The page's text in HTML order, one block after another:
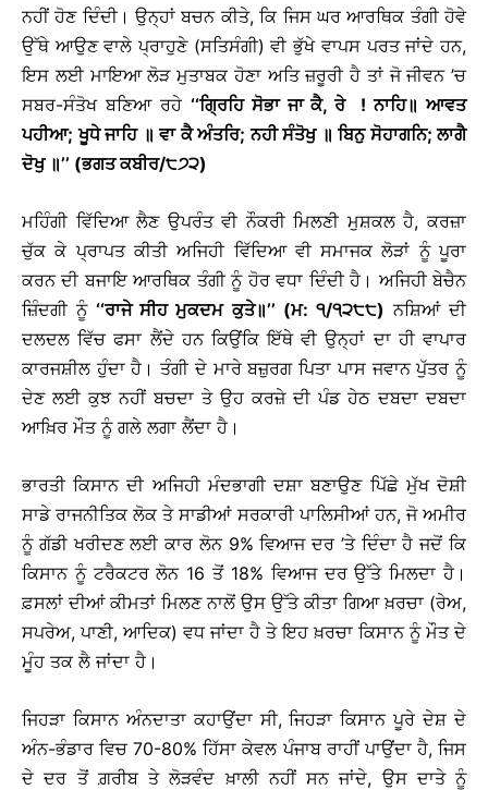
ਨਹੀਂ ਹੋਣ ਦਿੰਦੀ। ਉਨ੍ਹਾਂ ਬਚਨ ਕੀਤੇ, ਕਿ ਜਿਸ ਘਰ ਆਰਥਿਕ ਤੰਗੀ ਹੋਵੇ
ਉੱਥੇ ਆਉਣ ਵਾਲੇ ਪ੍ਰਾਹੁਣੇ (ਸਤਿਸੰਗੀ) ਵੀ ਭੁੱਖੇ ਵਾਪਸ ਪਰਤ ਜਾਂਦੇ ਹਨ,
ਇਸ ਲਈ ਮਾਇਆ ਲੋੜ ਮੁਤਾਬਕ ਹੋਣਾ ਅਤਿ ਜ਼ਰੂਰੀ ਹੈ ਤਾਂ ਜੋ ਜੀਵਨ ’ਚ
ਸਬਰ-ਸੰਤੋਖ ਬਣਿਆ ਰਹੇ ‘‘ਗ੍ਰਿਹਿ ਸੋਭਾ ਜਾ ਕੈ, ਰੇ ! ਨਾਹਿ॥ ਆਵਤ
ਪਹੀਆ; ਖੂਧੇ ਜਾਹਿ ॥ ਵਾ ਕੈ ਅੰਤਰਿ; ਨਹੀ ਸੰਤੋਖੁ ॥ ਬਿਨੁ ਸੋਹਾਗਨਿ; ਲਾਗੈ
ਦੋਖੁ ॥’’ (ਭਗਤ ਕਬੀਰ/੮੭੨)
ਮਹਿੰਗੀ ਵਿੱਦਿਆ ਲੈਣ ਉਪਰੰਤ ਵੀ ਨੌਕਰੀ ਮਿਲਣੀ ਮੁਸ਼ਕਲ ਹੈ, ਕਰਜ਼ਾ
ਚੁੱਕ ਕੇ ਪ੍ਰਾਪਤ ਕੀਤੀ ਅਜਿਹੀ ਵਿੱਦਿਆ ਵੀ ਸਮਾਜਕ ਲੋੜਾਂ ਨੂੰ ਪੂਰਾ
ਕਰਨ ਦੀ ਬਜਾਇ ਆਰਥਿਕ ਤੰਗੀ ਨੂੰ ਹੋਰ ਵਧਾ ਦਿੰਦੀ ਹੈ। ਅਜਿਹੀ ਬੇਚੈਨ
ਜ਼ਿੰਦਗੀ ਨੂੰ‘‘ਰਾਜੇ ਸੀਹ ਮੁਕਦਮ ਕੁਤੇ॥’’ (ਮ: ੧/੧੨੮੮) ਨਸ਼ਿਆਂ ਦੀ
ਦਲਦਲ ਵਿੱਚ ਫਸਾ ਲੈਂਦੇ ਹਨ ਕਿਉਂਕਿ ਇੱਥੇ ਵੀ ਉਨ੍ਹਾਂ ਦਾ ਹੀ ਵਾਪਾਰ
ਕਾਰਜਸ਼ੀਲ ਹੁੰਦਾ ਹੈ। ਤੰਗੀ ਦੇ ਮਾਰੇ ਬਜ਼ੁਰਗ ਪਿਤਾ ਪਾਸ ਜਵਾਨ ਪੁੱਤਰ ਨੂੰ
ਦੇਣ ਲਈ ਕੁਝ ਨਹੀਂ ਬਚਦਾ ਤੇ ਉਹ ਕਰਜ਼ੇ ਦੀ ਪੰਡ ਹੇਠ ਦਬਦਾ ਦਬਦਾ
ਆਖ਼ਿਰ ਮੌਤ ਨੂੰ ਗਲੇ ਲਗਾ ਲੈਂਦਾ ਹੈ।
ਭਾਰਤੀ ਕਿਸਾਨ ਦੀ ਅਜਿਹੀ ਮੰਦਭਾਗੀ ਦਸ਼ਾ ਬਣਾਉਣ ਪਿੱਛੇ ਮੁੱਖ ਦੋਸ਼ੀ
ਸਾਡੇ ਰਾਜਨੀਤਿਕ ਲੋਕ ਤੇ ਸਾਡੀਆਂ ਸਰਕਾਰੀ ਪਾਲਿਸੀਆਂ ਹਨ, ਜੋ ਅਮੀਰ
ਨੂੰ ਗੱਡੀ ਖਰੀਦਣ ਲਈ ਕਾਰ ਲੋਨ 9% ਵਿਆਜ ਦਰ ’ਤੇ ਦਿੰਦਾ ਹੈ ਜਦੋਂ ਕਿ
ਕਿਸਾਨ ਨੂੰ ਟਰੈਕਟਰ ਲੋਨ 16 ਤੋਂ 18% ਵਿਆਜ ਦਰ ਉੱਤੇ ਮਿਲਦਾ ਹੈ।
ਫ਼ਸਲਾਂ ਦੀਆਂ ਕੀਮਤਾਂ ਮਿਲਣ ਨਾਲੋਂ ਉਸ ਉੱਤੇ ਕੀਤਾ ਗਿਆ ਖ਼ਰਚਾ (ਰੇਅ,
ਸਪਰੇਅ, ਪਾਣੀ, ਆਦਿਕ) ਵਧ ਜਾਂਦਾ ਹੈ ਤੇ ਇਹ ਖ਼ਰਚਾ ਕਿਸਾਨ ਨੂੰ ਮੌਤ ਦੇ
ਮੂੰਹ ਤਕ ਲੈ ਜਾਂਦਾ ਹੈ।
ਜਿਹੜਾ ਕਿਸਾਨ ਅੰਨਦਾਤਾ ਕਹਾਉਂਦਾ ਸੀ, ਜਿਹੜਾ ਕਿਸਾਨ ਪੂਰੇ ਦੇਸ਼ ਦੇ
ਅੰਨ-ਭੰਡਾਰ ਵਿਚ 70-80% ਹਿੱਸਾ ਕੇਵਲ ਪੰਜਾਬ ਰਾਹੀਂ ਪਾਉਂਦਾ ਹੈ, ਜਿਸ
ਦੇ ਦਰ ਤੋਂ ਗ਼ਰੀਬ ਤੇ ਲੋੜਵੰਦ ਖ਼ਾਲੀ ਨਹੀਂ ਸਨ ਜਾਂਦੇ, ਉਸ ਦਾਤੇ ਨੂੰ